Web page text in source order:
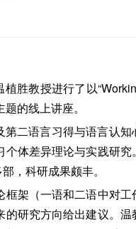
胜教授进行了以
的线上讲座。
二语言习得与语言认知
体差异理论与实践研究。
，科研成果颇丰。
架（一语和二语中对工
研究方向给出建议。温